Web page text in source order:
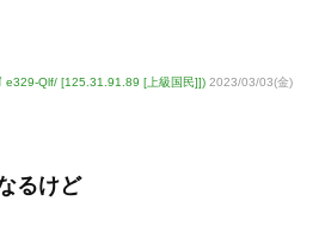
e329-Qlf/ [125.31.91.89 [上級国民]]) 2023/03/03(金)
るけど